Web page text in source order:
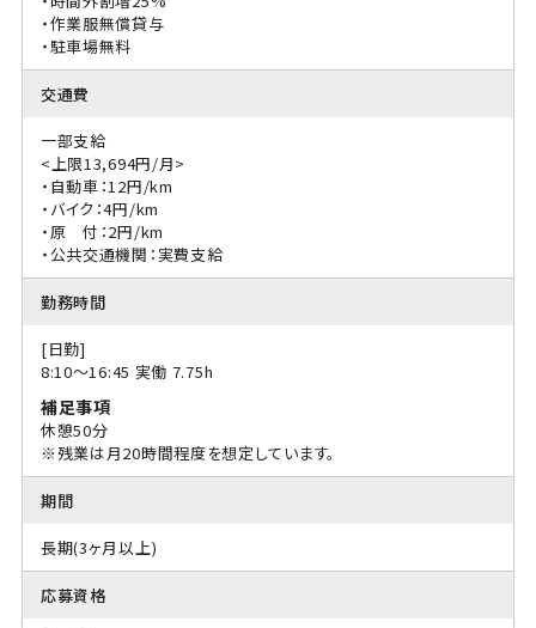
・作業服無償貸与
・駐車場無料
交通費
一部支給
<上限13,694円/月>
・自動車：12円/km
・バイク：4円/km
・原 付：2円/km
・公共交通機関：実費支給
勤務時間
[日勤]
8:10〜16:45 実働 7.75h
補足事項
休憩50分
※残業は月20時間程度を想定しています。
期間
長期(3ヶ月以上)
応募資格